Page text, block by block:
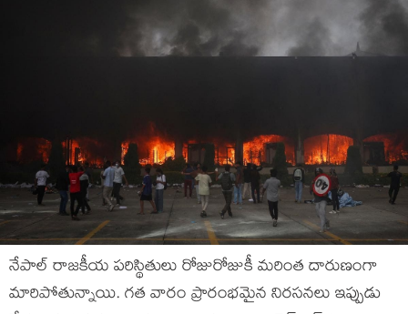
నేపాల్‌ రాజకీయ పరిస్థితులు రోజురోజుకీ మరింత దారుణంగా
మారిపోతున్నాయి. గత వారం ప్రారంభమైన నిరసనలు ఇప్పుడు